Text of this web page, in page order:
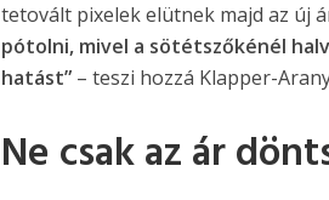
tetovált pixelek elütnek majd az új
pótolni, mivel a sötétszőkénél
hatást” – teszi hozzá Klapper-
Ne csak az ár